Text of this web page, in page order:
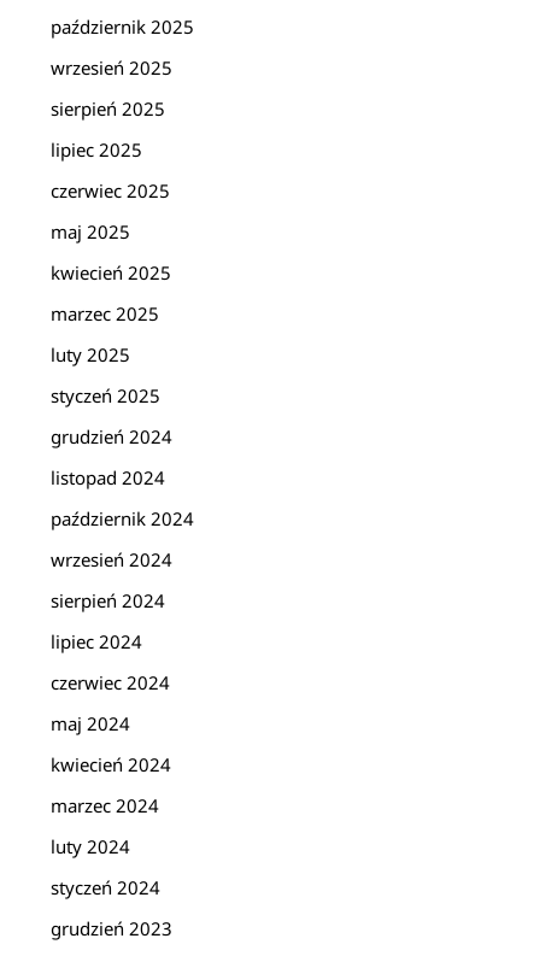
październik 2025
wrzesień 2025
sierpień 2025
lipiec 2025
czerwiec 2025
maj 2025
kwiecień 2025
marzec 2025
luty 2025
styczeń 2025
grudzień 2024
listopad 2024
październik 2024
wrzesień 2024
sierpień 2024
lipiec 2024
czerwiec 2024
maj 2024
kwiecień 2024
marzec 2024
luty 2024
styczeń 2024
grudzień 2023